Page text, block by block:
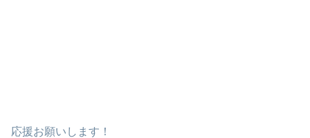
応援お願いします！